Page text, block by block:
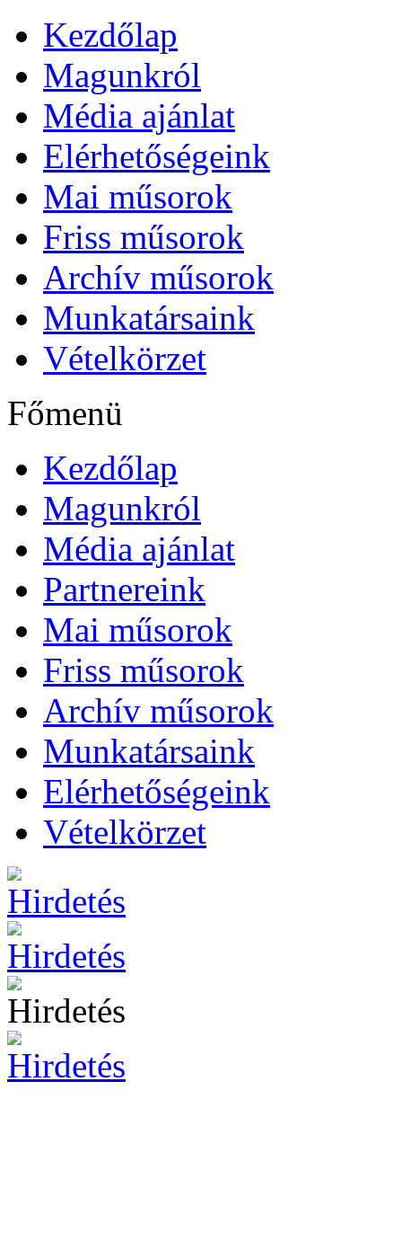
Kezdőlap
Magunkról
Média ajánlat
Elérhetőségeink
Mai műsorok
Friss műsorok
Archív műsorok
Munkatársaink
Vételkörzet
Főmenü
Kezdőlap
Magunkról
Média ajánlat
Partnereink
Mai műsorok
Friss műsorok
Archív műsorok
Munkatársaink
Elérhetőségeink
Vételkörzet